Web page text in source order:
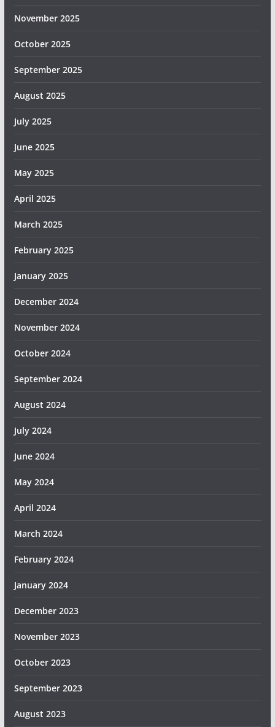
November 2025
October 2025
September 2025
August 2025
July 2025
June 2025
May 2025
April 2025
March 2025
February 2025
January 2025
December 2024
November 2024
October 2024
September 2024
August 2024
July 2024
June 2024
May 2024
April 2024
March 2024
February 2024
January 2024
December 2023
November 2023
October 2023
September 2023
August 2023